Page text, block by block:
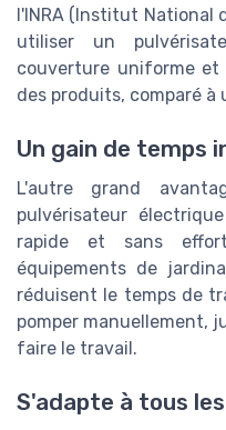
l'INRA (Institut National
utiliser un
couverture uniforme
des produits, comparé à
Un gain de temps
L'autre grand
pulvérisateur
rapide et sans
équipements de
réduisent le temps de
pomper manuellement,
faire le travail.
S'adapte à tous